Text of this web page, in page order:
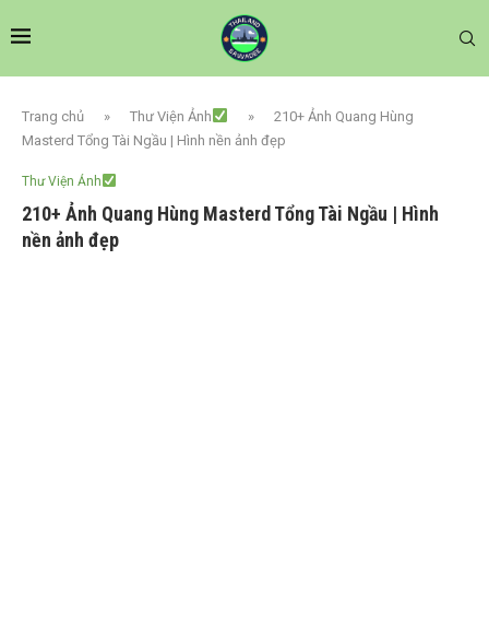
Trang chủ » Thư Viện Ảnh »
210+ Ảnh Quang Hùng
Masterd Tổng Tài Ngầu | Hình nền ảnh đẹp
Thư Viện Ảnh
210+ Ảnh Quang Hùng Masterd Tổng Tài Ngầu | Hình
nền ảnh đẹp